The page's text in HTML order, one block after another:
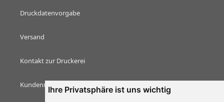
Ihre Privatsphäre ist uns wichtig
Druckdatenvorgabe
Versand
Kontakt zur Druckerei
Kundenmeinungen & Bewertungen